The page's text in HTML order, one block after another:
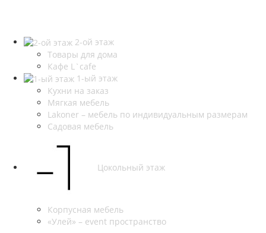
2-ой этаж
Товары для дома
Кафе L`cafe
1-ый этаж
Кухни на заказ
Мягкая мебель
Lakoner – мебель по индивидуальным размерам
Садовая мебель
Цокольный этаж
Корпусная мебель
«Улей» – event пространство